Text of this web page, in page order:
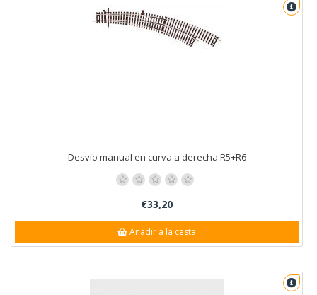
Desvío manual en curva a derecha R5+R6
€33,20
Añadir a la cesta